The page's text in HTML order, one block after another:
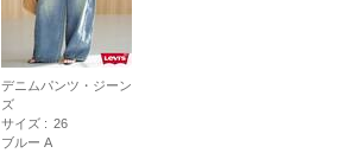
デニムパンツ・ジーン
ズ
サイズ : 26
ブルー A